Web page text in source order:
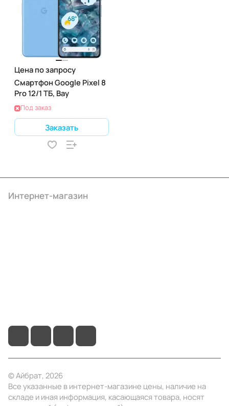
Цена по запросу
Смартфон Google Pixel 8
Pro 12/1 ТБ, Bay
Под заказ
Заказать
Интернет-магазин
© Айбрат, 2026
Все указанные в интернет-магазине цены, наличие на
складе и иная информация, касающаяся товара, носят